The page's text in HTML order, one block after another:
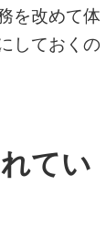
を改めて体
しておくの
てい